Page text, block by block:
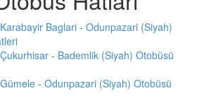
Baglari - Odunpazari (Siyah)
- Bademlik (Siyah) Otobüsü
- Odunpazari (Siyah) Otobüsü